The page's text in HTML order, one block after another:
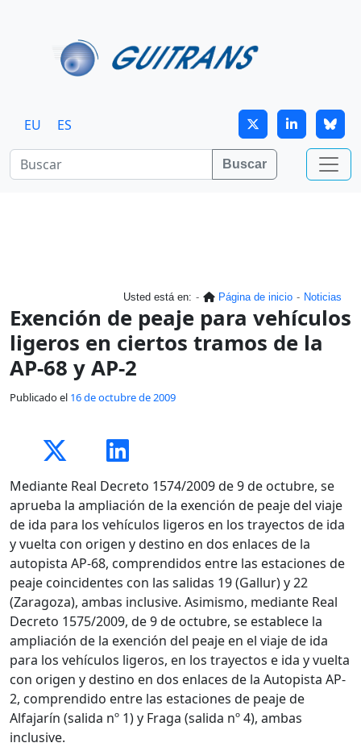
EU ES
Buscar
Usted está en: Página de inicio Noticias
Exención de peaje para vehículos
ligeros en ciertos tramos de la
AP-68 y AP-2
Publicado el 16 de octubre de 2009
Mediante Real Decreto 1574/2009 de 9 de octubre, se
aprueba la ampliación de la exención de peaje del viaje
de ida para los vehículos ligeros en los trayectos de ida
y vuelta con origen y destino en dos enlaces de la
autopista AP-68, comprendidos entre las estaciones de
peaje coincidentes con las salidas 19 (Gallur) y 22
(Zaragoza), ambas inclusive. Asimismo, mediante Real
Decreto 1575/2009, de 9 de octubre, se establece la
ampliación de la exención del peaje en el viaje de ida
para los vehículos ligeros, en los trayectos e ida y vuelta
con origen y destino en dos enlaces de la Autopista AP-
2, comprendido entre las estaciones de peaje de
Alfajarín (salida nº 1) y Fraga (salida nº 4), ambas
inclusive.